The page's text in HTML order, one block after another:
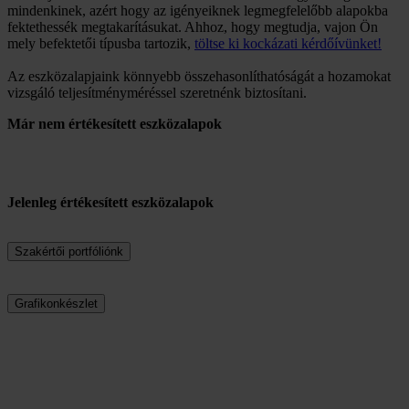
mindenkinek, azért hogy az igényeiknek legmegfelelőbb alapokba
fektethessék megtakarításukat. Ahhoz, hogy megtudja, vajon Ön
mely befektetői típusba tartozik, töltse ki kockázati kérdőívünket!
Az eszközalapjaink könnyebb összehasonlíthatóságát a hozamokat
vizsgáló teljesítményméréssel szeretnénk biztosítani.
Már nem értékesített eszközalapok
Jelenleg értékesített eszközalapok
Szakértői portfóliónk
Grafikonkészlet